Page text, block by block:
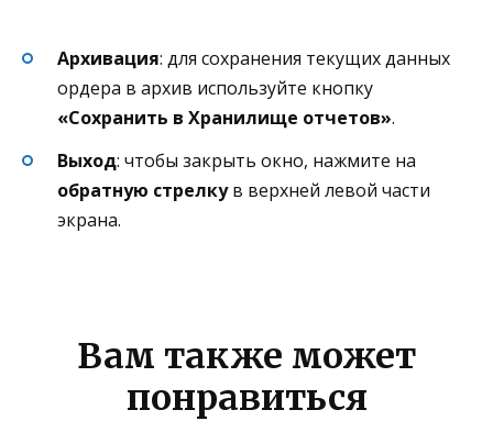
Архивация: для сохранения текущих данных
ордера в архив используйте кнопку
«Сохранить в Хранилище отчетов».
Выход: чтобы закрыть окно, нажмите на
обратную стрелкув верхней левой части
экрана.
Вам также может
понравиться